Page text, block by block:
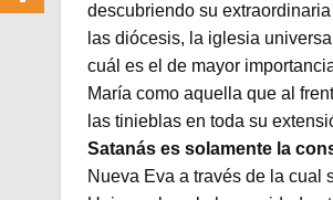
descubriendo su
las diócesis, la iglesia
cuál es el de mayor
María como aquella que al
las tinieblas en toda su
Satanás es solamente la
Nueva Eva a través de la cual